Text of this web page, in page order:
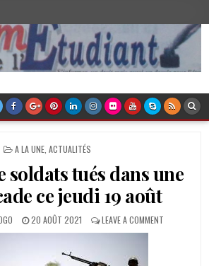
POSTED
A LA UNE ACTUALITÉS
soldats tués dans une
ce jeudi 19 août
PUBLISHED
DATE:
20 AOÛT 2021 LEAVE A COMMENTON